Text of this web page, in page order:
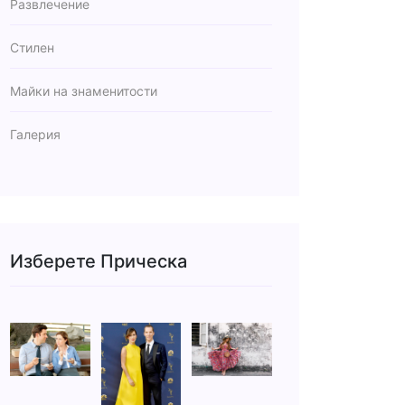
Развлечение
Стилен
Майки на знаменитости
Галерия
Изберете Прическа